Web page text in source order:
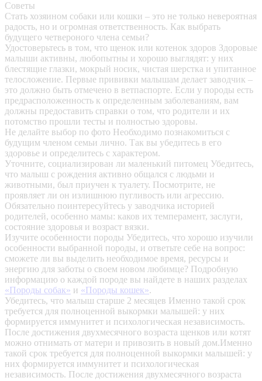
Советы
Стать хозяином собаки или кошки – это не только невероятная
радость, но и огромная ответственность. Как выбрать
будущего четвероного члена семьи?
Удостоверьтесь в том, что щенок или котенок здоров Здоровые
малыши активны, любопытны и хорошо выглядят: у них
блестящие глазки, мокрый носик, чистая шерстка и упитанное
телосложение. Первые прививки малышам делает заводчик –
это должно быть отмечено в ветпаспорте. Если у породы есть
предрасположенность к определенным заболеваниям, вам
должны предоставить справки о том, что родители и их
потомство прошли тесты и полностью здоровы.
Не делайте выбор по фото Необходимо познакомиться с
будущим членом семьи лично. Так вы убедитесь в его
здоровье и определитесь с характером.
Уточните, социализирован ли маленький питомец Убедитесь,
что малыш с рождения активно общался с людьми и
животными, был приучен к туалету. Посмотрите, не
проявляет ли он излишнюю пугливость или агрессию.
Обязательно поинтересуйтесь у заводчика историей
родителей, особенно мамы: каков их темперамент, заслуги,
состояние здоровья и возраст вязки.
Изучите особенности породы Убедитесь, что хорошо изучили
особенности выбранной породы, и ответьте себе на вопрос:
сможете ли вы выделить необходимое время, ресурсы и
энергию для заботы о своем новом любимце? Подробную
информацию о каждой породе вы найдете в наших разделах
«Породы собак» и «Породы кошек».
Убедитесь, что малыш старше 2 месяцев Именно такой срок
требуется для полноценной выкормки малышей: у них
формируется иммунитет и психологическая независимость.
После достижения двухмесячного возраста щенков или котят
можно отнимать от матери и привозить в новый дом.Именно
такой срок требуется для полноценной выкормки малышей: у
них формируется иммунитет и психологическая
независимость. После достижения двухмесячного возраста